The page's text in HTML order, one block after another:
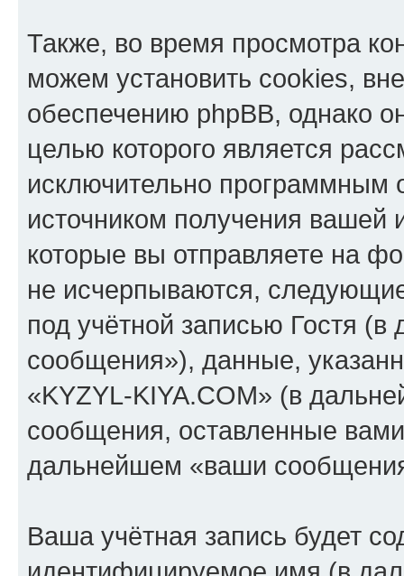
Также, во время просмотра
можем установить cookies,
обеспечению phpBB, однако
целью которого является
исключительно программным
источником получения
которые вы отправляете на
не исчерпываются,
под учётной записью Гостя
сообщения»), данные,
«KYZYL-KIYA.COM» (в
сообщения, оставленные
дальнейшем «ваши
Ваша учётная запись будет